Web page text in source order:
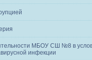
МБОУ СШ №8 в
инфекции